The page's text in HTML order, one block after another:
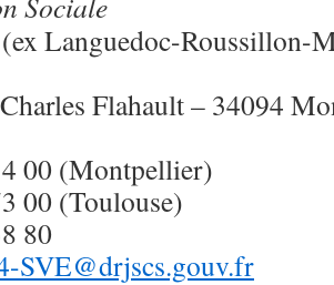
(ex Languedoc-Roussillon-
Flahault – 34094
00 (Montpellier)
00 (Toulouse)
80
SVE@drjscs.gouv.fr